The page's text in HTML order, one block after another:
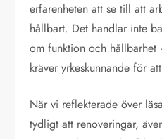
erfarenheten att se till att
hållbart. Det handlar inte
om funktion och hållbarhet
kräver yrkeskunnande för
När vi reflekterade över
tydligt att renoveringar,